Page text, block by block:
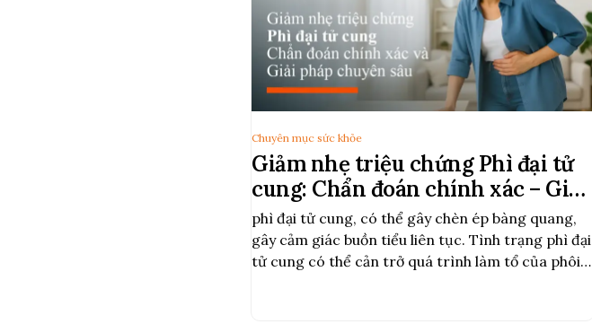
Giảm nhẹ triệu chứng Phì đại tử
cung: Chẩn đoán chính xác – Giải
pháp chuyên sâu
phì đại tử cung, có thể gây chèn ép bàng quang,
gây cảm giác buồn tiểu liên tục. Tình trạng phì đại
tử cung có thể cản trở quá trình làm tổ của phôi
Chuyên mục sức khỏe